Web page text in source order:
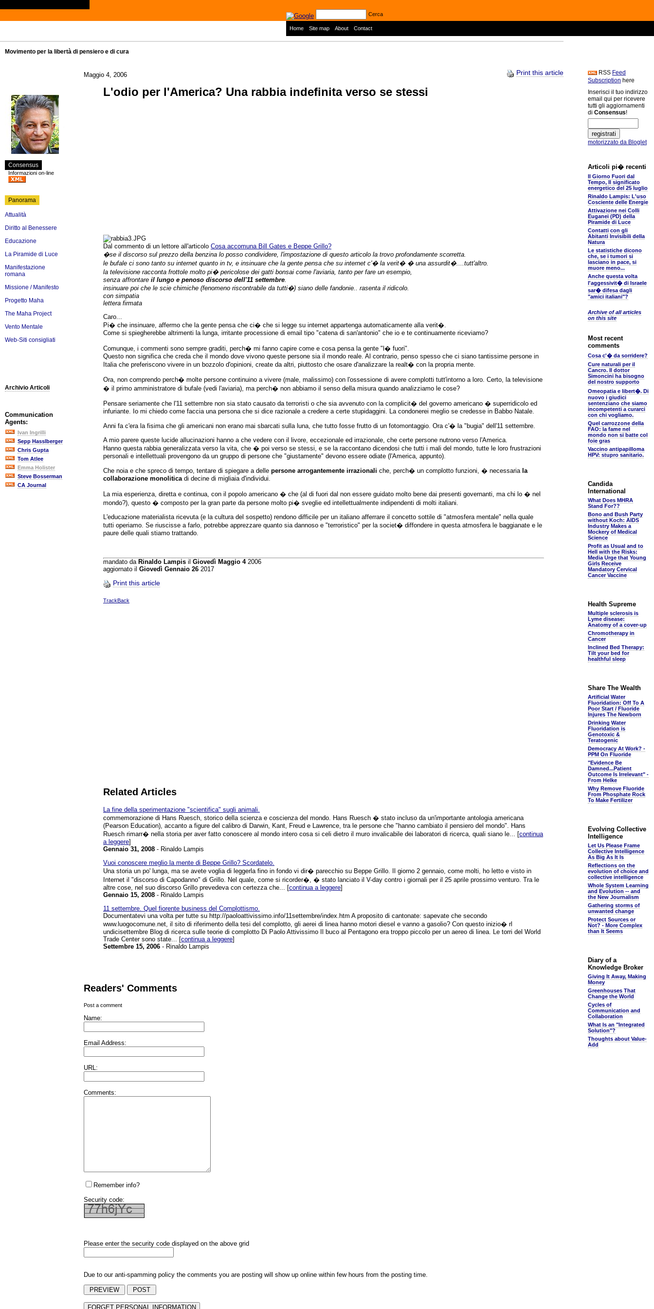
Cerca
Home Site map About Contact
Movimento per la libertà di pensiero e di cura
Consensus
Informazioni on-line
Panorama
Attualità
Diritto al Benessere
Educazione
La Piramide di Luce
Manifestazione
romana
Missione / Manifesto
Progetto Maha
The Maha Project
Vento Mentale
Web-Siti consigliati
Archivio Articoli
Communication
Agents:
Ivan Ingrilli
Sepp Hasslberger
Chris Gupta
Tom Atlee
Emma Holister
Steve Bosserman
CA Journal
Maggio 4, 2006 Print this article
L'odio per l'America? Una rabbia indefinita verso se stessi
Dal commento di un lettore all'articolo Cosa accomuna Bill Gates e Beppe Grillo?
�se il discorso sul prezzo della benzina lo posso condividere, l'impostazione di questo articolo la trovo profondamente scorretta.
le bufale ci sono tanto su internet quanto in tv, e insinuare che la gente pensa che su internet c'� la verit� � una assurdit�....tutt'altro.
la televisione racconta frottole molto pi� pericolose dei gatti bonsai come l'aviaria, tanto per fare un esempio,
senza affrontare il lungo e penoso discorso dell'11 settembre
insinuare poi che le scie chimiche (fenomeno riscontrabile da tutti�) siano delle fandonie.. rasenta il ridicolo.
con simpatia
lettera firmata
Caro...
Pi� che insinuare, affermo che la gente pensa che ci� che si legge su internet appartenga automaticamente alla verit�.
Come si spiegherebbe altrimenti la lunga, irritante processione di email tipo "catena di san'antonio" che io e te continuamente riceviamo?
Comunque, i commenti sono sempre graditi, perch� mi fanno capire come e cosa pensa la gente "l� fuori".
Questo non significa che creda che il mondo dove vivono queste persone sia il mondo reale. Al contrario, penso spesso che ci siano tantissime persone in
Italia che preferiscono vivere in un bozzolo d'opinioni, create da altri, piuttosto che osare d'analizzare la realt� con la propria mente.
Ora, non comprendo perch� molte persone continuino a vivere (male, malissimo) con l'ossessione di avere complotti tutt'intorno a loro. Certo, la televisione
� il primo amministratore di bufale (vedi l'aviaria), ma perch� non abbiamo il senso della misura quando analizziamo le cose?
Pensare seriamente che l'11 settembre non sia stato causato da terroristi o che sia avvenuto con la complicit� del governo americano � superridicolo ed
infuriante. Io mi chiedo come faccia una persona che si dice razionale a credere a certe stupidaggini. La condonerei meglio se credesse in Babbo Natale.
Anni fa c'era la fisima che gli americani non erano mai sbarcati sulla luna, che tutto fosse frutto di un fotomontaggio. Ora c'� la "bugia" dell'11 settembre.
A mio parere queste lucide allucinazioni hanno a che vedere con il livore, eccezionale ed irrazionale, che certe persone nutrono verso l'America.
Hanno questa rabbia generalizzata verso la vita, che � poi verso se stessi, e se la raccontano dicendosi che tutti i mali del mondo, tutte le loro frustrazioni
personali e intellettuali provengono da un gruppo di persone che "giustamente" devono essere odiate (l'America, appunto).
Che noia e che spreco di tempo, tentare di spiegare a delle persone arrogantemente irrazionali che, perch� un complotto funzioni, � necessaria la
collaborazione monolitica di decine di migliaia d'individui.
La mia esperienza, diretta e continua, con il popolo americano � che (al di fuori dal non essere guidato molto bene dai presenti governanti, ma chi lo � nel
mondo?), questo � composto per la gran parte da persone molto pi� sveglie ed intellettualmente indipendenti di molti italiani.
L'educazione materialista ricevuta (e la cultura del sospetto) rendono difficile per un italiano afferrare il concetto sottile di "atmosfera mentale" nella quale
tutti operiamo. Se riuscisse a farlo, potrebbe apprezzare quanto sia dannoso e "terroristico" per la societ� diffondere in questa atmosfera le baggianate e le
paure delle quali stiamo trattando.
mandato da Rinaldo Lampis il Giovedì Maggio 42006
aggiornato il Giovedì Gennaio 26 2017
Print this article
TrackBack
Related Articles
La fine della sperimentazione "scientifica" sugli animali.
commemorazione di Hans Ruesch, storico della scienza e coscienza del mondo. Hans Ruesch � stato incluso da un'importante antologia americana
(Pearson Education), accanto a figure del calibro di Darwin, Kant, Freud e Lawrence, tra le persone che "hanno cambiato il pensiero del mondo". Hans
Ruesch rimarr� nella storia per aver fatto conoscere al mondo intero cosa si celi dietro il muro invalicabile dei laboratori di ricerca, quali siano le... [continua
a leggere]
Gennaio 31, 2008 - Rinaldo Lampis
Vuoi conoscere meglio la mente di Beppe Grillo? Scordatelo.
Una storia un po' lunga, ma se avete voglia di leggerla fino in fondo vi dir� parecchio su Beppe Grillo. Il giorno 2 gennaio, come molti, ho letto e visto in
Internet il "discorso di Capodanno" di Grillo. Nel quale, come si ricorder�, � stato lanciato il V-day contro i giornali per il 25 aprile prossimo venturo. Tra le
altre cose, nel suo discorso Grillo prevedeva con certezza che... [continua a leggere]
Gennaio 15, 2008 - Rinaldo Lampis
11 settembre. Quel fiorente business del Complottismo.
Documentatevi una volta per tutte su http://paoloattivissimo.info/11settembre/index.htm A proposito di cantonate: sapevate che secondo
www.luogocomune.net, il sito di riferimento della tesi del complotto, gli aerei di linea hanno motori diesel e vanno a gasolio? Con questo inizio� rl
undicisettembre Blog di ricerca sulle teorie di complotto Di Paolo Attivissimo Il buco al Pentagono era troppo piccolo per un aereo di linea. Le torri del World
Trade Center sono state... [continua a leggere]
Settembre 15, 2006 - Rinaldo Lampis
Readers' Comments
Post a comment
Name:
Email Address:
URL:
Comments:
Remember info?
Security code:
Please enter the security code displayed on the above grid
Due to our anti-spamming policy the comments you are posting will show up online within few hours from the posting time.
RSS Feed
Subscription here
Inserisci il tuo indirizzo
email qui per ricevere
tutti gli aggiornamenti
di Consensus!
motorizzato da Bloglet
Articoli pi� recenti
Il Giorno Fuori dal
Tempo, Il significato
energetico del 25 luglio
Rinaldo Lampis: L'uso
Cosciente delle Energie
Attivazione nei Colli
Euganei (PD) della
Piramide di Luce
Contatti con gli
Abitanti Invisibili della
Natura
Le statistiche dicono
che, se i tumori si
lasciano in pace, si
muore meno...
Anche questa volta
l'aggessivit� di Israele
sar� difesa dagli
"amici italiani"?
Archive of all articles
on this site
Most recent
comments
Cosa c'� da sorridere?
Cure naturali per il
Cancro. Il dottor
Simoncini ha bisogno
del nostro supporto
Omeopatia e libert�. Di
nuovo i giudici
sentenziano che siamo
incompetenti a curarci
con chi vogliamo.
Quel carrozzone della
FAO: la fame nel
mondo non si batte col
foie gras
Vaccino antipapilloma
HPV: stupro sanitario.
Candida
International
What Does MHRA
Stand For??
Bono and Bush Party
without Koch: AIDS
Industry Makes a
Mockery of Medical
Science
Profit as Usual and to
Hell with the Risks:
Media Urge that Young
Girls Receive
Mandatory Cervical
Cancer Vaccine
Health Supreme
Multiple sclerosis is
Lyme disease:
Anatomy of a cover-up
Chromotherapy in
Cancer
Inclined Bed Therapy:
Tilt your bed for
healthful sleep
Share The Wealth
Artificial Water
Fluoridation: Off To A
Poor Start / Fluoride
Injures The Newborn
Drinking Water
Fluoridation is
Genotoxic &
Teratogenic
Democracy At Work? -
PPM On Fluoride
"Evidence Be
Damned...Patient
Outcome Is Irrelevant" -
From Helke
Why Remove Fluoride
From Phosphate Rock
To Make Fertilizer
Evolving Collective
Intelligence
Let Us Please Frame
Collective Intelligence
As Big As It Is
Reflections on the
evolution of choice and
collective intelligence
Whole System Learning
and Evolution -- and
the New Journalism
Gathering storms of
unwanted change
Protect Sources or
Not? - More Complex
than It Seems
Diary of a
Knowledge Broker
Giving It Away, Making
Money
Greenhouses That
Change the World
Cycles of
Communication and
Collaboration
What Is an "Integrated
Solution"?
Thoughts about Value-
Add